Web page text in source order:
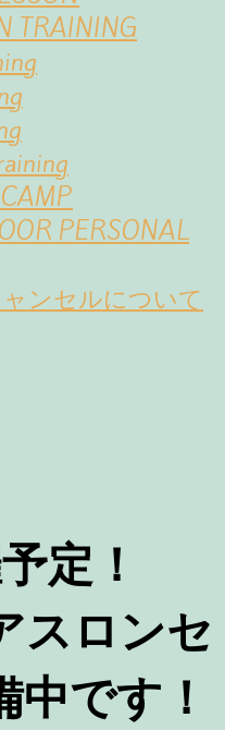
TRAINING
PERSONAL
ンセルについて
定！
スロンセ
中です！